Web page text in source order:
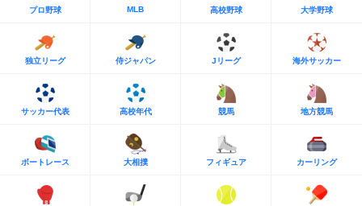
プロ野球 MLB 高校野球 大学野球
独立リーグ 侍ジャパン Jリーグ 海外サッカー
サッカー代表 高校年代 競馬 地方競馬
ボートレース 大相撲 フィギュア カーリング